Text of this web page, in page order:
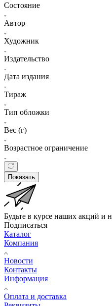
Состояние
Автор
Художник
Издательство
Дата издания
Тираж
Тип обложки
Вес (г)
Возрастное ограничение
Показать
Будьте в курсе наших акций и
Подписаться
Каталог
Компания
Новости
Контакты
Информация
Оплата и доставка